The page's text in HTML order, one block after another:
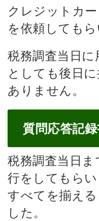
クレジットカ
を依頼してもら
税務調査当日
としても後日
ありません。
質問応答記
税務調査当日
行をしてもら
すべてを揃え
した。